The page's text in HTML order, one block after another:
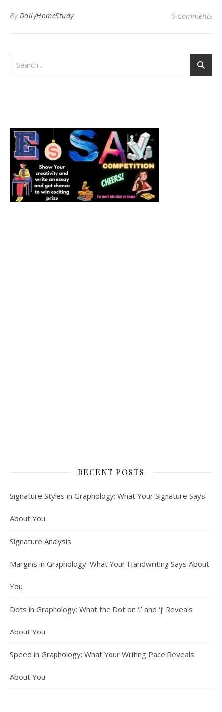
By DailyHomeStudy 0 Comments
RECENT POSTS
Signature Styles in Graphology: What Your Signature Says
About You
Signature Analysis
Margins in Graphology: What Your Handwriting Says About
You
Dots in Graphology: What the Dot on ‘i’ and ‘j’ Reveals
About You
Speed in Graphology: What Your Writing Pace Reveals
About You